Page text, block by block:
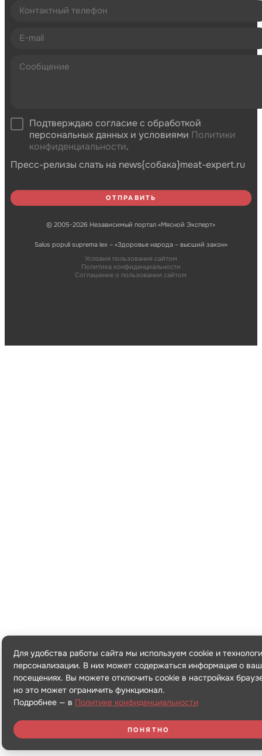
Подтверждаю согласие с обработкой
персональных данных и условиями Политики
конфиденциальности.
Пресс-релизы слать на news{собака}meat-expert.ru
© 2005-2026 Независимый портал «Мясной Эксперт»
Salus populi suprema lex – «Здоровье народа – высший закон»
Условия пользования сайтом
Политика конфиденциальности
Соглашение о пользовании сайтом
Для удобства работы сайта мы используем cookie и
персонализации. В них может содержаться информация о
посещениях. Вы можете отключить cookie в настройках
но это может ограничить функционал.
Подробнее — в Политике конфиденциальности
ПОНЯТНО